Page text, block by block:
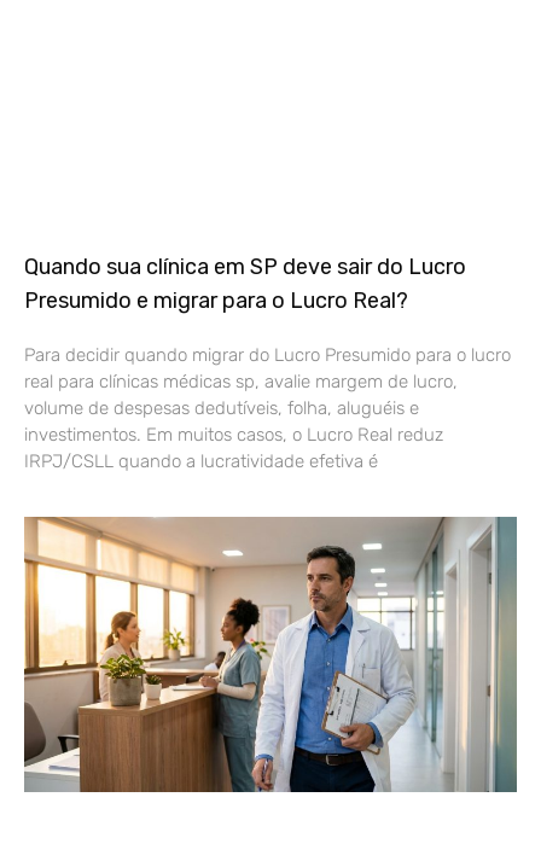
Quando sua clínica em SP deve sair do Lucro
Presumido e migrar para o Lucro Real?
Para decidir quando migrar do Lucro Presumido para o lucro
real para clínicas médicas sp, avalie margem de lucro,
volume de despesas dedutíveis, folha, aluguéis e
investimentos. Em muitos casos, o Lucro Real reduz
IRPJ/CSLL quando a lucratividade efetiva é